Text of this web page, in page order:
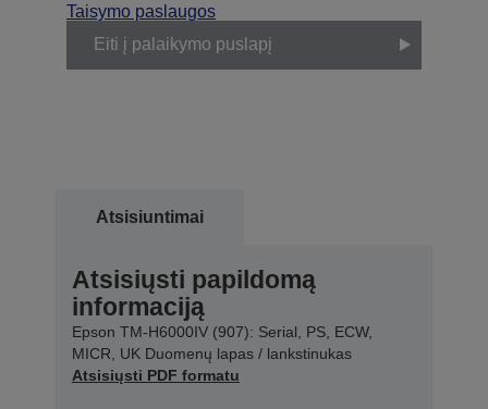
Taisymo paslaugos
Eiti į palaikymo puslapį
Atsisiuntimai
Atsisiųsti papildomą
informaciją
Epson TM-H6000IV (907): Serial, PS, ECW,
MICR, UK Duomenų lapas / lankstinukas
Atsisiųsti PDF formatu